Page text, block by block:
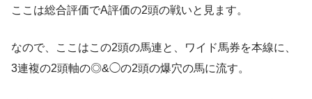
ここは総合評価でA評価の2頭の戦いと見ます。
なので、ここはこの2頭の馬連と、ワイド馬券を本線に、
3連複の2頭軸の◎&◯の2頭の爆穴の馬に流す。